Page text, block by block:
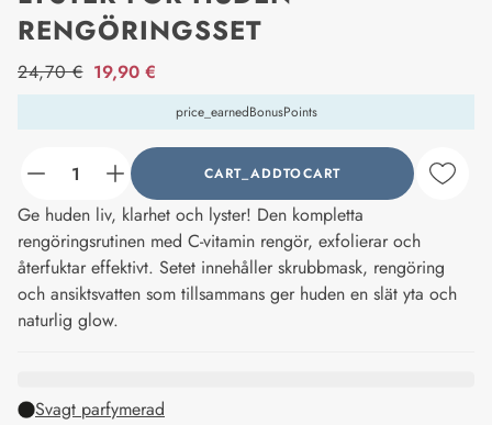
RENGÖRINGSSET
price_label
24,70 € 19,90 €
price_earnedBonusPoints
counter_current CART_ADDTOCART
Ge huden liv, klarhet och lyster! Den kompletta
rengöringsrutinen med C-vitamin rengör, exfolierar och
återfuktar effektivt. Setet innehåller skrubbmask, rengöring
och ansiktsvatten som tillsammans ger huden en slät yta och
naturlig glow.
Svagt parfymerad